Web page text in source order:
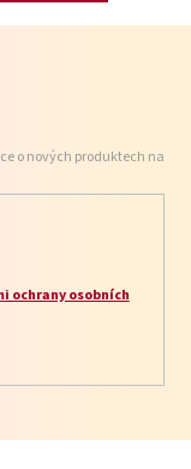
o nových produktech na
ochrany osobních